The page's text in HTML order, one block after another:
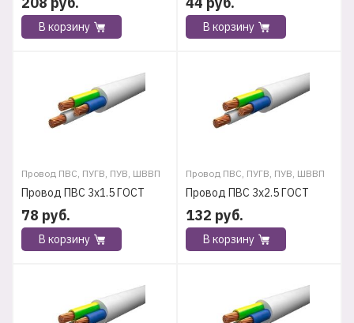
В корзину В корзину
Провод ПВС, ПУГВ, ПУВ, ШВВП
Провод ПВС 3х1.5 ГОСТ
78 руб.
В корзину
Провод ПВС, ПУГВ, ПУВ, ШВВП
Провод ПВС 3х2.5 ГОСТ
132 руб.
В корзину